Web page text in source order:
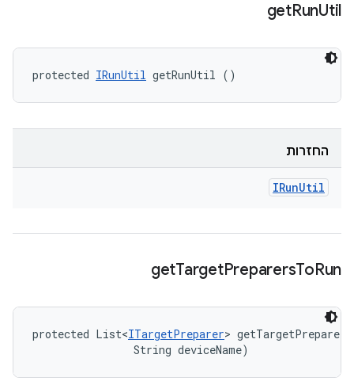
getRunUtil
protected IRunUtil getRunUtil ()
החזרות
IRunUtil
getTargetPreparersToRun
protected List<ITargetPreparer>
                String deviceName)